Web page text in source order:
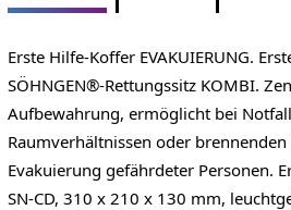
Erste Hilfe-Koffer EVAKUIERUNG.
SÖHNGEN®-Rettungssitz KOMBI.
Aufbewahrung, ermöglicht bei
Raumverhältnissen oder
Evakuierung gefährdeter Personen.
SN-CD, 310 x 210 x 130 mm,